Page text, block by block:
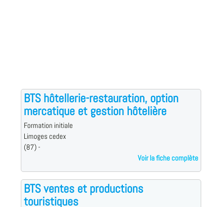
BTS hôtellerie-restauration, option
mercatique et gestion hôtelière
Formation initiale
Limoges cedex
(87) -
Voir la fiche complète
BTS ventes et productions
touristiques